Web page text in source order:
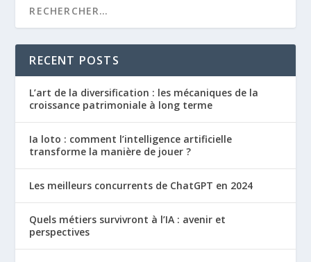
RECENT POSTS
L’art de la diversification : les mécaniques de la
croissance patrimoniale à long terme
Ia loto : comment l’intelligence artificielle
transforme la manière de jouer ?
Les meilleurs concurrents de ChatGPT en 2024
Quels métiers survivront à l’IA : avenir et
perspectives